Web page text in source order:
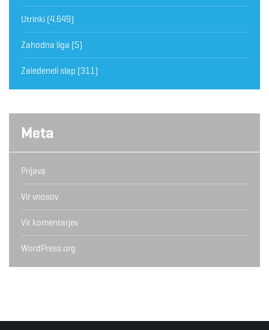
Utrinki (4.649)
Zahodna liga (5)
Zaledeneli slap (311)
Meta
Prijava
Vir vnosov
Vir komentarjev
WordPress.org